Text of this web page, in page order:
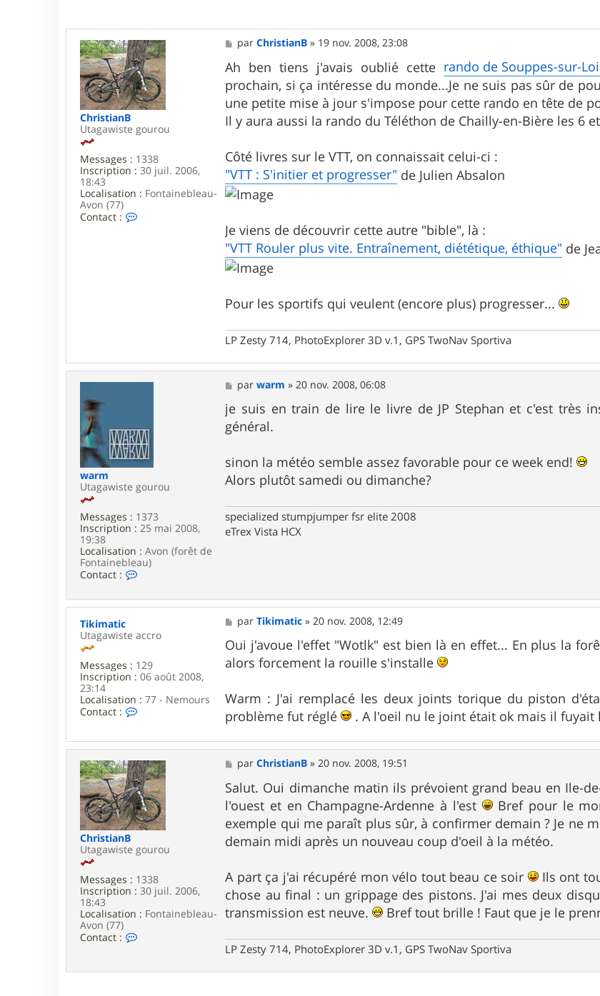
ChristianB
Utagawiste gourou
Messages : 1338
Inscription : 30 juil. 2006,
18:43
Localisation : Fontainebleau-
Avon (77)
Contact :
s
t
i
M
e
s
s
a
g
e
parChristianB » 19 nov. 2008, 23:08
Ah ben tiens j'avais oublié cette rando de Souppes-sur-
prochain, si ça intéresse du monde...Je ne suis pas sûr de
une petite mise à jour s'impose pour cette rando en tête de
Il y aura aussi la rando du Téléthon de Chailly-en-Bière les 6
Côté livres sur le VTT, on connaissait celui-ci :
"VTT : S'initier et progresser" de Julien Absalon
Je viens de découvrir cette autre "bible", là :
"VTT Rouler plus vite. Entraînement, diététique, éthique" de
Pour les sportifs qui veulent (encore plus) progresser...
LP Zesty 714, PhotoExplorer 3D v.1, GPS TwoNav Sportiva
warm
Utagawiste gourou
Messages : 1373
Inscription : 25 mai 2008,
19:38
Localisation : Avon (forêt de
Fontainebleau)
Contact :
t
c
t
r
w
r
M
e
s
s
a
parwarm »20 nov. 2008, 06:08
je suis en train de lire le livre de JP Stephan et c'est très
général.
sinon la météo semble assez favorable pour ce week end!
Alors plutôt samedi ou dimanche?
specialized stumpjumper fsr elite 2008
eTrex Vista HCX
Tikimatic
Utagawiste accro
Messages : 129
Inscription : 06 août 2008,
23:14
Localisation : 77 - Nemours
Contact :
t
c
t
e
r
T
i
i
m
t
i
M
e
s
s
a
parTikimatic »20 nov. 2008, 12:49
Oui j'avoue l'effet "Wotlk" est bien là en effet... En plus la
alors forcement la rouille s'installe
Warm : J'ai remplacé les deux joints torique du piston
problème fut réglé
. A l'oeil nu le joint était ok mais il fuyait
ChristianB
Utagawiste gourou
Messages : 1338
Inscription : 30 juil. 2006,
18:43
Localisation : Fontainebleau-
Avon (77)
Contact :
t
M
e
s
s
a
g
e
parChristianB »20 nov. 2008, 19:51
Salut. Oui dimanche matin ils prévoient grand beau en Ile-
l'ouest et en Champagne-Ardenne à l'est
Bref pour le
exemple qui me paraît plus sûr, à confirmer demain ? Je ne
demain midi après un nouveau coup d'oeil à la météo.
A part ça j'ai récupéré mon vélo tout beau ce soir
Ils ont
chose au final : un grippage des pistons. J'ai mes deux
transmission est neuve.
Bref tout brille ! Faut que je le
LP Zesty 714, PhotoExplorer 3D v.1, GPS TwoNav Sportiva